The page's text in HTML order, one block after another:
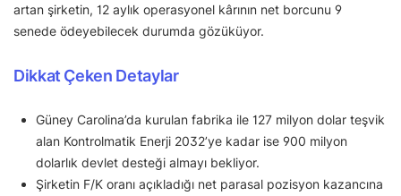
artan şirketin, 12 aylık operasyonel kârının net borcunu 9
senede ödeyebilecek durumda gözüküyor.
Dikkat Çeken Detaylar
Güney Carolina’da kurulan fabrika ile 127 milyon dolar teşvik
alan Kontrolmatik Enerji 2032’ye kadar ise 900 milyon
dolarlık devlet desteği almayı bekliyor.
Şirketin F/K oranı açıkladığı net parasal pozisyon kazancına